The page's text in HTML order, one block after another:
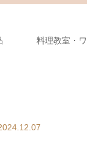
料理教室・